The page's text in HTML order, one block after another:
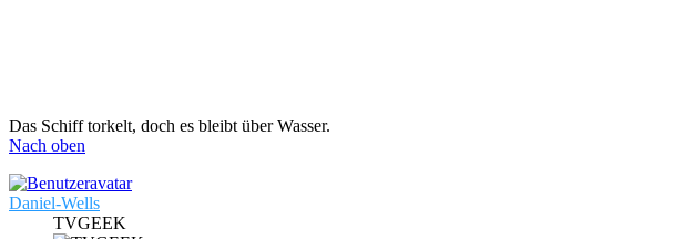
Das Schiff torkelt, doch es bleibt über Wasser.
Nach oben
Daniel-Wells
TVGEEK